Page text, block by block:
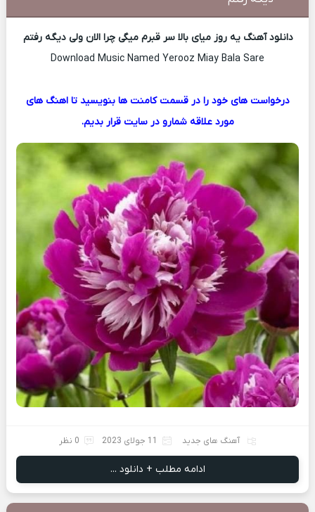
دانلود آهنگ یه روز میای بالا سر قبرم میگی چرا الان ولی دیگه رفتم
Download Music Named Yerooz Miay Bala Sare
درخواست های خود را در قسمت کامنت ها بنویسید تا اهنگ های
مورد علاقه شمارو در سایت قرار بدیم.
آهنگ های جدید 11 جولای 2023 0 نظر
ادامه مطلب + دانلود ...